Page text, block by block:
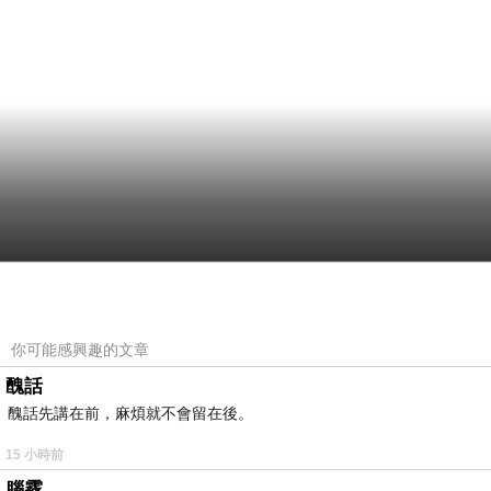
你可能感興趣的文章
醜話
醜話先講在前，麻煩就不會留在後。
15 小時前